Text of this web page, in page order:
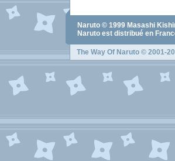
Naruto © 1999 Masashi
Naruto est distribué en
The Way Of Naruto © 2001-